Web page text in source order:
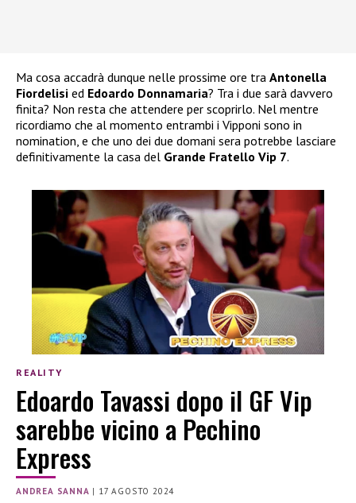
Ma cosa accadrà dunque nelle prossime ore tra Antonella
Fiordelisi ed Edoardo Donnamaria? Tra i due sarà davvero
finita? Non resta che attendere per scoprirlo. Nel mentre
ricordiamo che al momento entrambi i Vipponi sono in
nomination, e che uno dei due domani sera potrebbe lasciare
definitivamente la casa del Grande Fratello Vip 7.
REALITY
Edoardo Tavassi dopo il GF Vip
sarebbe vicino a Pechino
Express
ANDREA SANNA | 17 AGOSTO 2024